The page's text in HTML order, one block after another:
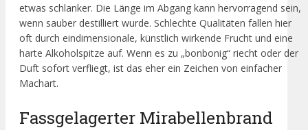
etwas schlanker. Die Länge im Abgang kann hervorragend sein,
wenn sauber destilliert wurde. Schlechte Qualitäten fallen hier
oft durch eindimensionale, künstlich wirkende Frucht und eine
harte Alkoholspitze auf. Wenn es zu „bonbonig“ riecht oder der
Duft sofort verfliegt, ist das eher ein Zeichen von einfacher
Machart.
Fassgelagerter Mirabellenbrand